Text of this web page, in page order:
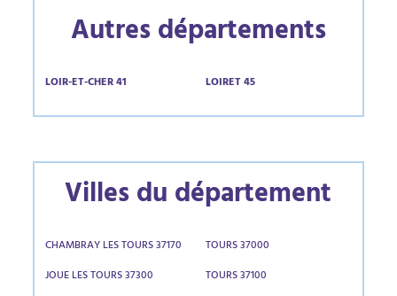
Autres départements
LOIR-ET-CHER 41 LOIRET 45
Villes du département
CHAMBRAY LES TOURS 37170
JOUE LES TOURS 37300
TOURS 37000
TOURS 37100